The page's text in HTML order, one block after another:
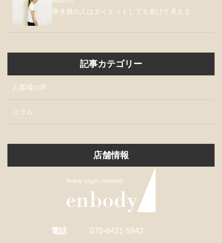
巻き肩の人はダイエットしても老けて見える
記事カテゴリー
お客様の声
コラム
店舗情報
電話 070-8421-5942